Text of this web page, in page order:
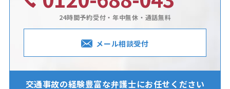
24時間予約受付・年中無休・通話無料
メール相談受付
交通事故の経験豊富な弁護士にお任せください